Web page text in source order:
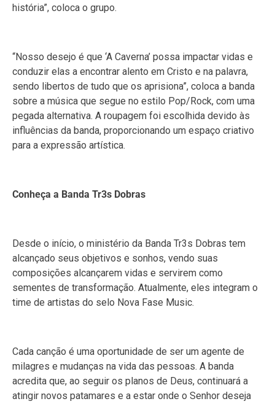
história”, coloca o grupo.
“Nosso desejo é que ‘A Caverna’ possa impactar vidas e
conduzir elas a encontrar alento em Cristo e na palavra,
sendo libertos de tudo que os aprisiona”, coloca a banda
sobre a música que segue no estilo Pop/Rock, com uma
pegada alternativa. A roupagem foi escolhida devido às
influências da banda, proporcionando um espaço criativo
para a expressão artística.
Conheça a Banda Tr3s Dobras
Desde o início, o ministério da Banda Tr3s Dobras tem
alcançado seus objetivos e sonhos, vendo suas
composições alcançarem vidas e servirem como
sementes de transformação. Atualmente, eles integram o
time de artistas do selo Nova Fase Music.
Cada canção é uma oportunidade de ser um agente de
milagres e mudanças na vida das pessoas. A banda
acredita que, ao seguir os planos de Deus, continuará a
atingir novos patamares e a estar onde o Senhor deseja